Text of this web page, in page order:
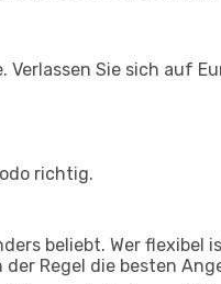
Verlassen Sie sich auf
richtig.
beliebt. Wer flexibel
Regel die besten